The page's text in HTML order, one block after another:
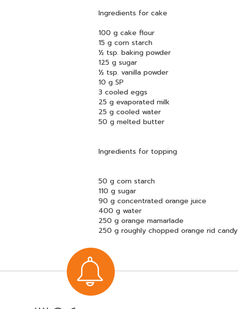
Ingredients for cake
100 g cake flour
15 g corn starch
½ tsp. baking powder
125 g sugar
½ tsp. vanilla powder
10 g SP
3 cooled eggs
25 g evaporated milk
25 g cooled water
50 g melted butter
Ingredients for topping
50 g corn starch
110 g sugar
90 g concentrated orange juice
400 g water
250 g orange mamarlade
250 g roughly chopped orange rid candy